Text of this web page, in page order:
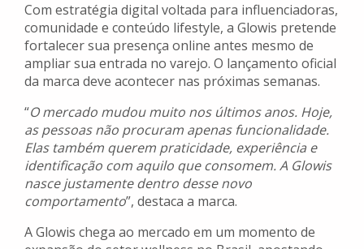
Com estratégia digital voltada para influenciadoras,
comunidade e conteúdo lifestyle, a Glowis pretende
fortalecer sua presença online antes mesmo de
ampliar sua entrada no varejo. O lançamento oficial
da marca deve acontecer nas próximas semanas.
“O mercado mudou muito nos últimos anos. Hoje,
as pessoas não procuram apenas funcionalidade.
Elas também querem praticidade, experiência e
identificação com aquilo que consomem. A Glowis
nasce justamente dentro desse novo
comportamento”, destaca a marca.
A Glowis chega ao mercado em um momento de